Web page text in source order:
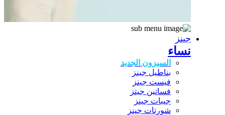
جينز
نساء
السيزون الجديد
بناطيل جينز
فيست جينز
فساتين جيتز
جيبات جينز
شورتات جينز